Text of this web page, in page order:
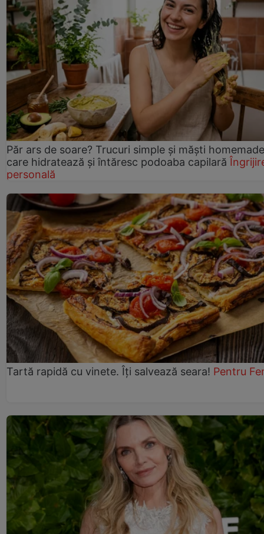
Păr ars de soare? Trucuri simple și măști homemade
care hidratează și întăresc podoaba capilară
personală
Tartă rapidă cu vinete. Îți salvează seara! Pentru